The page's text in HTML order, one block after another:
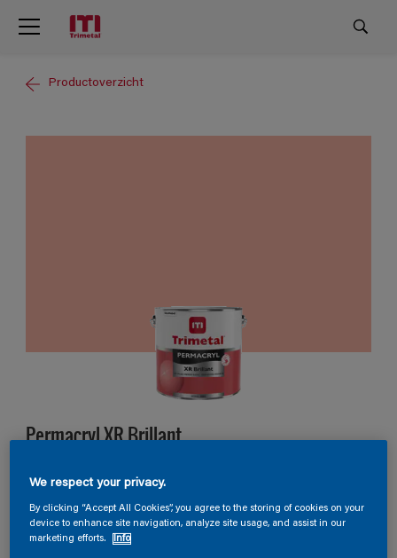
Productoverzicht
Permacryl XR Brillant
C3.17.74
Kleur wijzigen
We respect your privacy.
By clicking “Accept All Cookies”, you agree to the storing of cookies on your
device to enhance site navigation, analyze site usage, and assist in our
marketing efforts.
Info